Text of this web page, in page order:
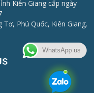
Kiên Giang cấp ngày
Phú Quốc, Kiên Giang.
WhatsApp us